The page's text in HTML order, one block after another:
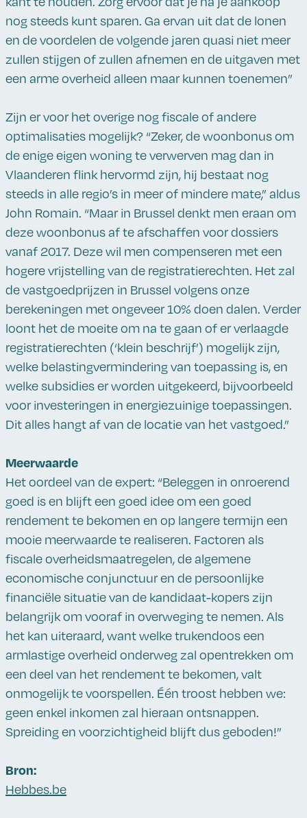
nog steeds kunt sparen. Ga ervan uit dat de lonen
en de voordelen de volgende jaren quasi niet meer
zullen stijgen of zullen afnemen en de uitgaven met
een arme overheid alleen maar kunnen toenemen”
Zijn er voor het overige nog fiscale of andere
optimalisaties mogelijk? “Zeker, de woonbonus om
de enige eigen woning te verwerven mag dan in
Vlaanderen flink hervormd zijn, hij bestaat nog
steeds in alle regio’s in meer of mindere mate,” aldus
John Romain. “Maar in Brussel denkt men eraan om
deze woonbonus af te afschaffen voor dossiers
vanaf 2017. Deze wil men compenseren met een
hogere vrijstelling van de registratierechten. Het zal
de vastgoedprijzen in Brussel volgens onze
berekeningen met ongeveer 10% doen dalen. Verder
loont het de moeite om na te gaan of er verlaagde
registratierechten (‘klein beschrijf’) mogelijk zijn,
welke belastingvermindering van toepassing is, en
welke subsidies er worden uitgekeerd, bijvoorbeeld
voor investeringen in energiezuinige toepassingen.
Dit alles hangt af van de locatie van het vastgoed.”
Meerwaarde
Het oordeel van de expert: “Beleggen in onroerend
goed is en blijft een goed idee om een goed
rendement te bekomen en op langere termijn een
mooie meerwaarde te realiseren. Factoren als
fiscale overheidsmaatregelen, de algemene
economische conjunctuur en de persoonlijke
financiële situatie van de kandidaat-kopers zijn
belangrijk om vooraf in overweging te nemen. Als
het kan uiteraard, want welke trukendoos een
armlastige overheid onderweg zal opentrekken om
een deel van het rendement te bekomen, valt
onmogelijk te voorspellen. Één troost hebben we:
geen enkel inkomen zal hieraan ontsnappen.
Spreiding en voorzichtigheid blijft dus geboden!”
Bron:
Hebbes.be